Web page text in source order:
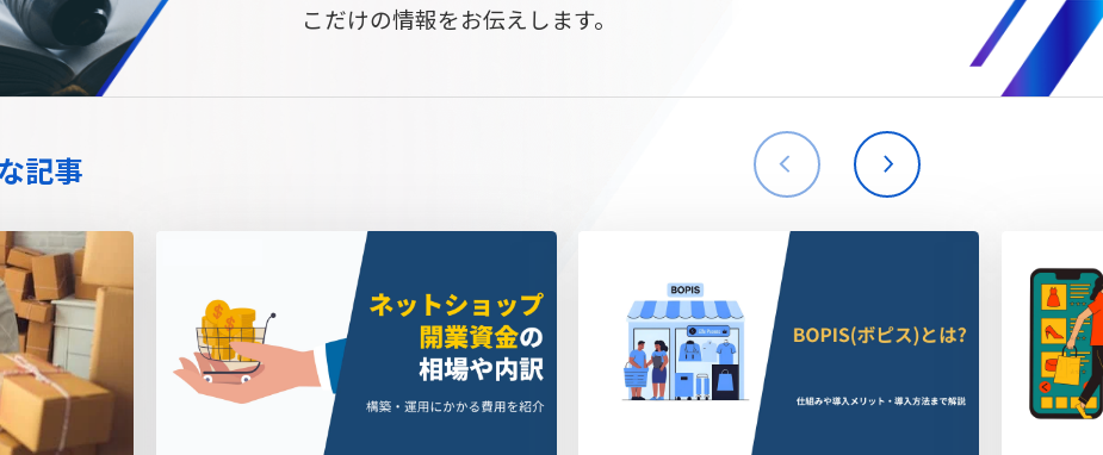
Commerce W2Commerce
ラグイン一覧 AIカスタマイズ開発 AI buddy
こだけの情報をお伝えします。
記事